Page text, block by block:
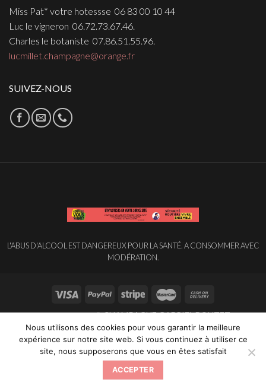
Miss Pat* votre hotessse 06 83 00 10 44
Luc le vigneron 06.72.73.67.46.
Charles le botaniste 07.86.51.55.96.
lucmillet.champagne@orange.fr
SUIVEZ-NOUS
L'ABUS D'ALCOOL EST DANGEREUX POUR LA SANTÉ. A CONSOMMER AVEC
MODÉRATION.
Copyright 2026 ©CHAMPAGNE GABRIEL BOUTET
Nous utilisons des cookies pour vous garantir la meilleure
expérience sur notre site web. Si vous continuez à utiliser ce
site, nous supposerons que vous en êtes satisfait
ACCEPTER